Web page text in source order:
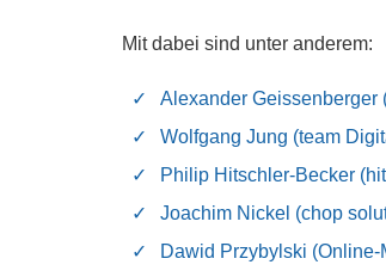
Mit dabei sind unter anderem:
Alexander Geissenberger
Wolfgang Jung (team
Philip Hitschler-Becker
Joachim Nickel (chop
Dawid Przybylski